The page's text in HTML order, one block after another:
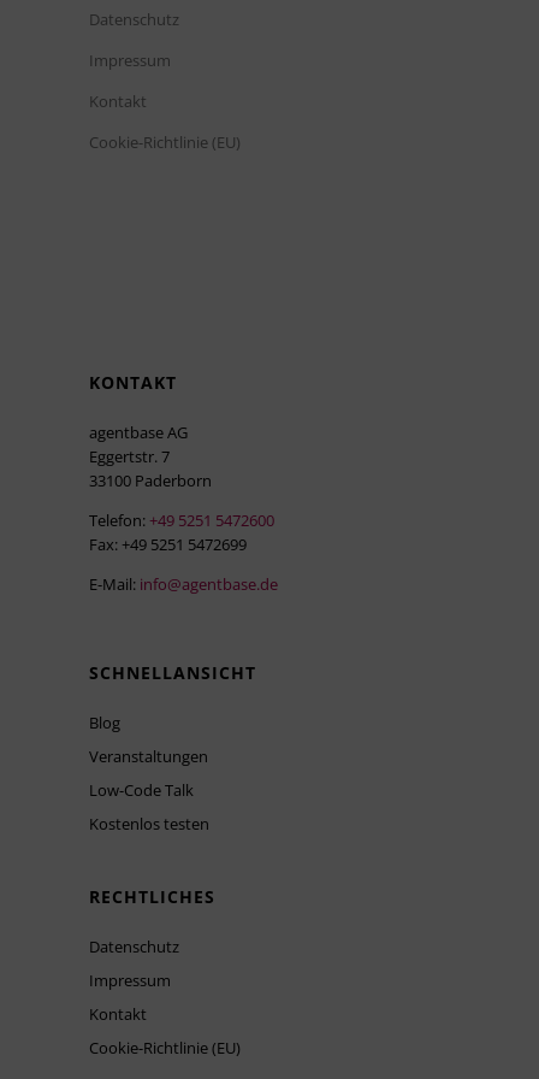
Datenschutz
Impressum
Kontakt
Cookie-Richtlinie (EU)
KONTAKT
agentbase AG
Eggertstr. 7
33100 Paderborn
Telefon: +49 5251 5472600
Fax: +49 5251 5472699
E-Mail: info@agentbase.de
SCHNELLANSICHT
Blog
Veranstaltungen
Low-Code Talk
Kostenlos testen
RECHTLICHES
Datenschutz
Impressum
Kontakt
Cookie-Richtlinie (EU)